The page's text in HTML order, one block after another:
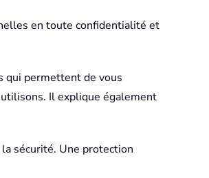
en toute confidentialité et
qui permettent de vous
Il explique également
sécurité. Une protection